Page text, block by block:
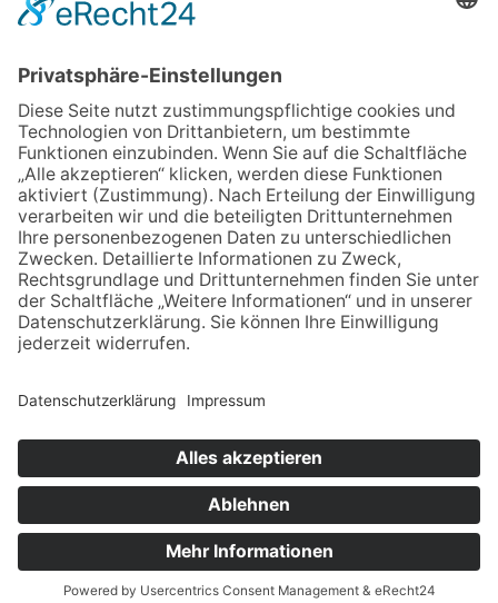
Streifzüge durch die Geschichte des
Tecklenburger Landes
X10-50
Books on Demand, Norderstedt
978-3-8482-0296-6
Festschrift zur
Jubelfeier der
Tecklenburg
© Stadtmuseum Ibbenbüren –Impressum–
Datenschutz